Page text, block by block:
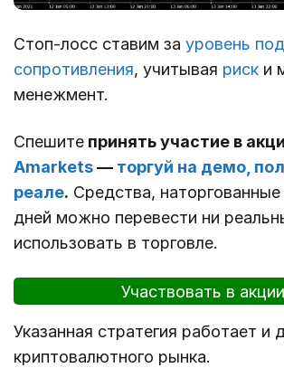
Стоп-лосс ставим за уровень
сопротивления, учитывая риск и
менежмент.
Спешите принять участие в
Amarkets— торгуй на демо,
реале. Средства, наторгованные
дней можно перевести ни
использовать в торговле.
Участвовать в акции
Указанная стратегия работает и
криптовалютного рынка.